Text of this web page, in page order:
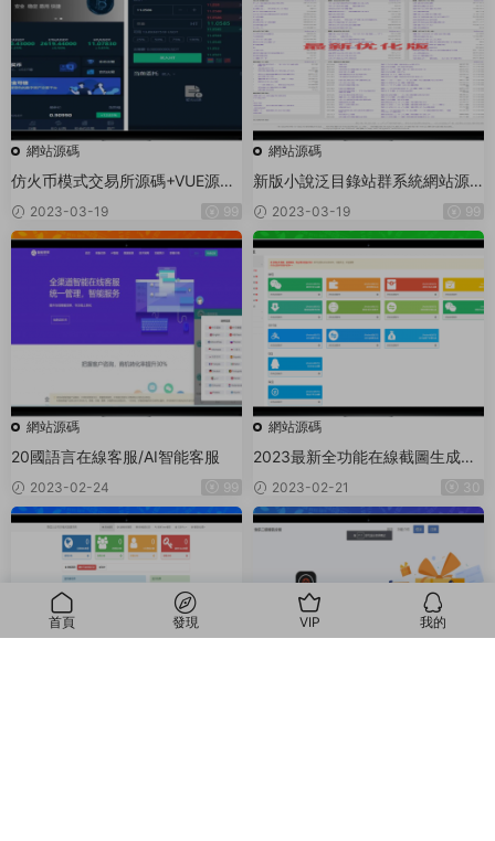
網站源碼
仿火币模式交易所源碼+VUE源碼
可二開法币交易_币币交易_合約交
易_期權交易+流動性挖礦UP理财
LEO認購運營
2023-03-19
網站源碼
新版小說泛目錄站群系統網站源
碼 小說站群源碼海量關鍵詞霸屏
2023-03-19
網站源碼
20國語言在線客服/AI智能客服
2023-02-24
網站源碼
2023最新全功能在線截圖生成器
工具網頁版網站源碼+視頻教程
2023-02-21 30
首頁 發現 VIP 我的